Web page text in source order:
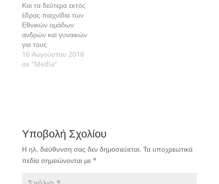
Και τα δεύτερα εκτός
έδρας παιχνίδια των
Εθνικών ομάδων
ανδρών και γυναικών
για τους
προκριματικούς
ομίλους του
16 Αυγούστου 2018
σε "Media"
Υποβολή Σχολίου
Η ηλ. διεύθυνση σας δεν δημοσιεύεται. Τα υποχρεωτικά
πεδία σημειώνονται με *